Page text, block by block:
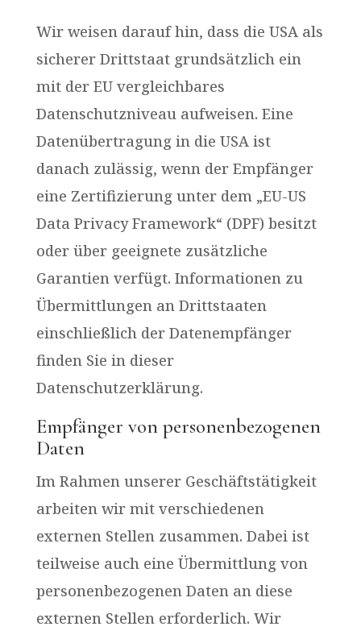
Wir weisen darauf hin, dass die USA als
sicherer Drittstaat grundsätzlich ein
mit der EU vergleichbares
Datenschutzniveau aufweisen. Eine
Datenübertragung in die USA ist
danach zulässig, wenn der Empfänger
eine Zertifizierung unter dem „EU-US
Data Privacy Framework“ (DPF) besitzt
oder über geeignete zusätzliche
Garantien verfügt. Informationen zu
Übermittlungen an Drittstaaten
einschließlich der Datenempfänger
finden Sie in dieser
Datenschutzerklärung.
Empfänger von personenbezogenen
Daten
Im Rahmen unserer Geschäftstätigkeit
arbeiten wir mit verschiedenen
externen Stellen zusammen. Dabei ist
teilweise auch eine Übermittlung von
personenbezogenen Daten an diese
externen Stellen erforderlich. Wir